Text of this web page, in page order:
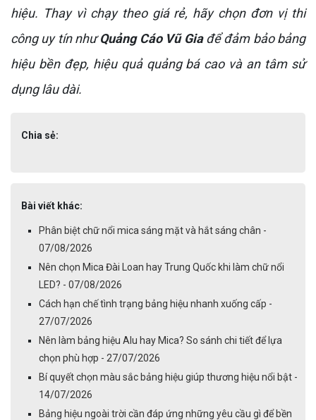
hiệu. Thay vì chạy theo giá rẻ, hãy chọn đơn vị thi
công uy tín nhưQuảng Cáo Vũ Giađể đảm bảo bảng
hiệu bền đẹp, hiệu quả quảng bá cao và an tâm sử
dụng lâu dài.
Chia sẻ:
Bài viết khác:
Phân biệt chữ nổi mica sáng mặt và hắt sáng chân -
07/08/2026
Nên chọn Mica Đài Loan hay Trung Quốc khi làm chữ nổi
LED? - 07/08/2026
Cách hạn chế tình trạng bảng hiệu nhanh xuống cấp -
27/07/2026
Nên làm bảng hiệu Alu hay Mica? So sánh chi tiết để lựa
chọn phù hợp - 27/07/2026
Bí quyết chọn màu sắc bảng hiệu giúp thương hiệu nổi bật -
14/07/2026
Bảng hiệu ngoài trời cần đáp ứng những yêu cầu gì để bền